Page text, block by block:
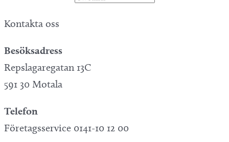
Kontakta oss
Besöksadress
Repslagaregatan 13C
591 30 Motala
Telefon
Företagsservice 0141-10 12 00